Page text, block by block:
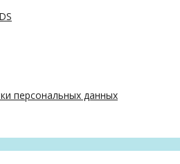
персональных данных